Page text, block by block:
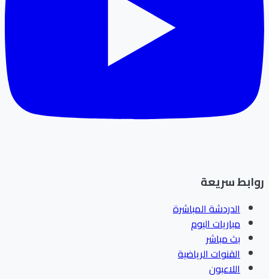
روابط سريعة
الدردشة المباشرة
مباريات اليوم
بث مباشر
القنوات الرياضية
اللاعبون